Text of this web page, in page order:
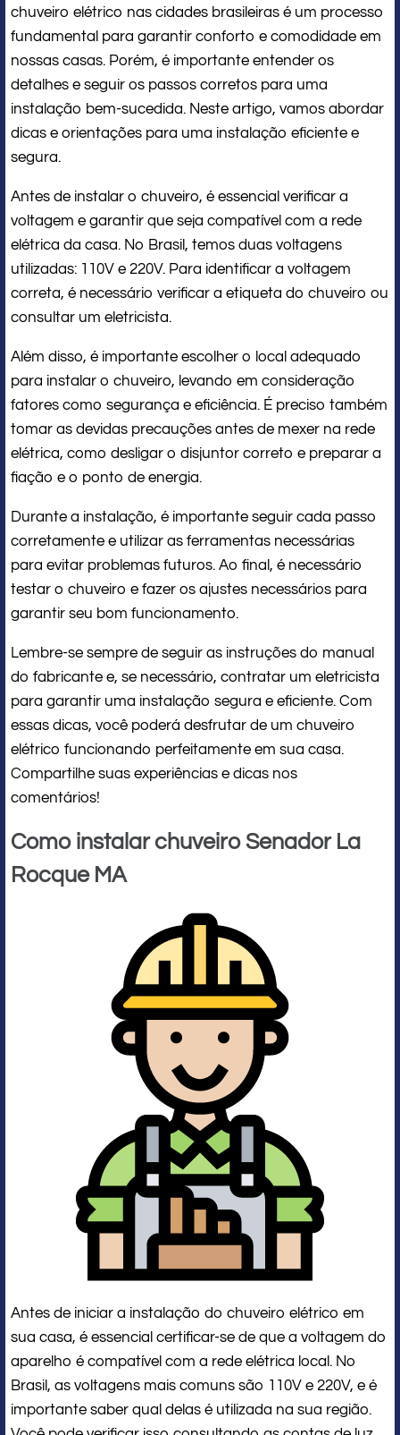
chuveiro elétrico nas cidades brasileiras é um processo
fundamental para garantir conforto e comodidade em
nossas casas. Porém, é importante entender os
detalhes e seguir os passos corretos para uma
instalação bem-sucedida. Neste artigo, vamos abordar
dicas e orientações para uma instalação eficiente e
segura.
Antes de instalar o chuveiro, é essencial verificar a
voltagem e garantir que seja compatível com a rede
elétrica da casa. No Brasil, temos duas voltagens
utilizadas: 110V e 220V. Para identificar a voltagem
correta, é necessário verificar a etiqueta do chuveiro ou
consultar um eletricista.
Além disso, é importante escolher o local adequado
para instalar o chuveiro, levando em consideração
fatores como segurança e eficiência. É preciso também
tomar as devidas precauções antes de mexer na rede
elétrica, como desligar o disjuntor correto e preparar a
fiação e o ponto de energia.
Durante a instalação, é importante seguir cada passo
corretamente e utilizar as ferramentas necessárias
para evitar problemas futuros. Ao final, é necessário
testar o chuveiro e fazer os ajustes necessários para
garantir seu bom funcionamento.
Lembre-se sempre de seguir as instruções do manual
do fabricante e, se necessário, contratar um eletricista
para garantir uma instalação segura e eficiente. Com
essas dicas, você poderá desfrutar de um chuveiro
elétrico funcionando perfeitamente em sua casa.
Compartilhe suas experiências e dicas nos
comentários!
Como instalar chuveiro Senador La
Rocque MA
Antes de iniciar a instalação do chuveiro elétrico em
sua casa, é essencial certificar-se de que a voltagem do
aparelho é compatível com a rede elétrica local. No
Brasil, as voltagens mais comuns são 110V e 220V, e é
importante saber qual delas é utilizada na sua região.